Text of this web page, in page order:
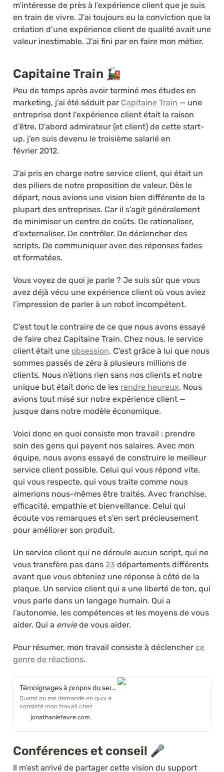
m’intéresse de près à l’expérience client que je suis
en train de vivre. J’ai toujours eu la conviction que la
création d’une expérience client de qualité avait une
valeur inestimable. J’ai fini par en faire mon métier.
Capitaine Train 🚂
Peu de temps après avoir terminé mes études en
marketing, j’ai été séduit par Capitaine Train — une
entreprise dont l’expérience client était la raison
d’être. D’abord admirateur (et client) de cette start-
up, j’en suis devenu le troisième salarié en
février 2012.
J’ai pris en charge notre service client, qui était un
des piliers de notre proposition de valeur. Dès le
départ, nous avions une vision bien différente de la
plupart des entreprises. Car il s’agit généralement
de minimiser un centre de coûts. De rationaliser,
d’externaliser. De contrôler. De déclencher des
scripts. De communiquer avec des réponses fades
et formatées.
Vous voyez de quoi je parle ? Je suis sûr que vous
avez déjà vécu une expérience client où vous aviez
l’impression de parler à un robot incompétent.
C’est tout le contraire de ce que nous avons essayé
de faire chez Capitaine Train. Chez nous, le service
client était une obsession. C’est grâce à lui que nous
sommes passés de zéro à plusieurs millions de
clients. Nous n’étions rien sans nos clients et notre
unique but était donc de les rendre heureux. Nous
avions tout misé sur notre expérience client —
jusque dans notre modèle économique.
Voici donc en quoi consiste mon travail : prendre
soin des gens qui payent nos salaires. Avec mon
équipe, nous avons essayé de construire le meilleur
service client possible. Celui qui vous répond vite,
qui vous respecte, qui vous traite comme nous
aimerions nous-mêmes être traités. Avec franchise,
efficacité, empathie et bienveillance. Celui qui
écoute vos remarques et s’en sert précieusement
pour améliorer son produit.
Un service client qui ne déroule aucun script, qui ne
vous transfère pas dans 23 départements différents
avant que vous obteniez une réponse à côté de la
plaque. Un service client qui a une liberté de ton, qui
vous parle dans un langage humain. Qui a
l’autonomie, les compétences et les moyens de vous
aider. Qui a envie de vous aider.
Pour résumer, mon travail consiste à déclencher ce
genre de réactions.
Témoignages à propos du service client de Capitaine Train (2012 → 2016)
Quand on me demande en quoi a
consisté mon travail chez
Capitaine Train, je réponds
souvent qu’il s’agissait de
déclencher ce genre de réactions.
jonathanlefevre.com
Conférences et conseil 🎤
Il m’est arrivé de partager cette vision du support